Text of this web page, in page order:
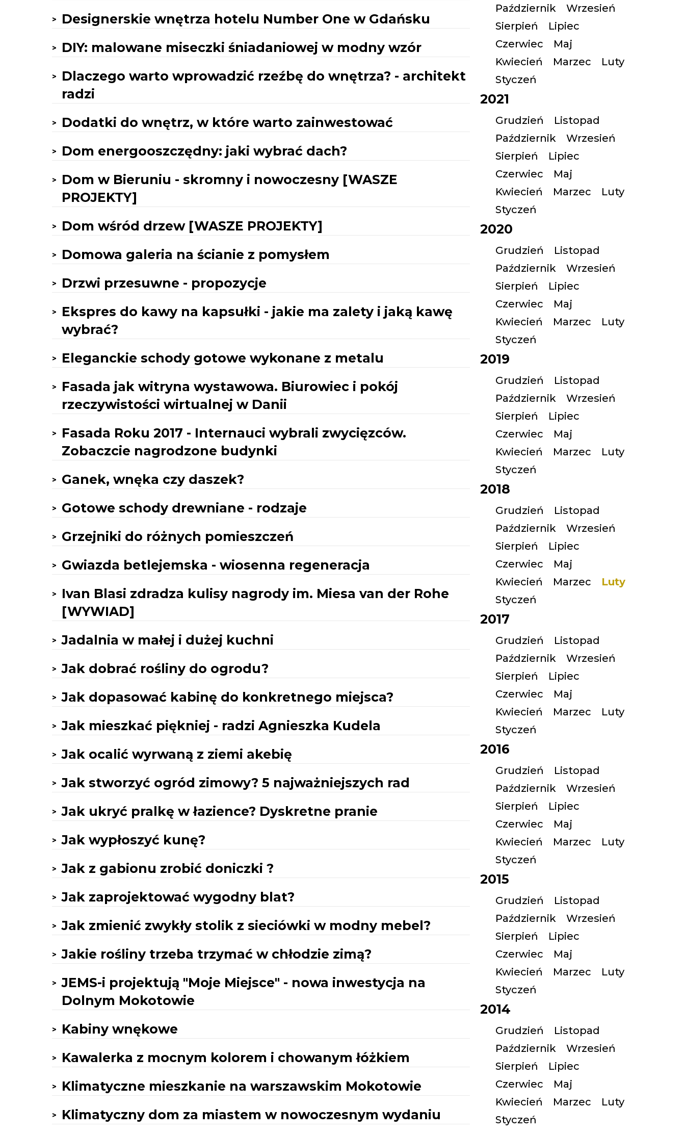
Designerskie wnętrza hotelu Number One w Gdańsku
DIY: malowane miseczki śniadaniowej w modny wzór
Dlaczego warto wprowadzić rzeźbę do wnętrza? - architekt
radzi
Dodatki do wnętrz, w które warto zainwestować
Dom energooszczędny: jaki wybrać dach?
Dom w Bieruniu - skromny i nowoczesny [WASZE
PROJEKTY]
Dom wśród drzew [WASZE PROJEKTY]
Domowa galeria na ścianie z pomysłem
Drzwi przesuwne - propozycje
Ekspres do kawy na kapsułki - jakie ma zalety i jaką kawę
wybrać?
Eleganckie schody gotowe wykonane z metalu
Fasada jak witryna wystawowa. Biurowiec i pokój
rzeczywistości wirtualnej w Danii
Fasada Roku 2017 - Internauci wybrali zwycięzców.
Zobaczcie nagrodzone budynki
Ganek, wnęka czy daszek?
Gotowe schody drewniane - rodzaje
Grzejniki do różnych pomieszczeń
Gwiazda betlejemska - wiosenna regeneracja
Ivan Blasi zdradza kulisy nagrody im. Miesa van der Rohe
[WYWIAD]
Jadalnia w małej i dużej kuchni
Jak dobrać rośliny do ogrodu?
Jak dopasować kabinę do konkretnego miejsca?
Jak mieszkać piękniej - radzi Agnieszka Kudela
Jak ocalić wyrwaną z ziemi akebię
Jak stworzyć ogród zimowy? 5 najważniejszych rad
Jak ukryć pralkę w łazience? Dyskretne pranie
Jak wypłoszyć kunę?
Jak z gabionu zrobić doniczki ?
Jak zaprojektować wygodny blat?
Jak zmienić zwykły stolik z sieciówki w modny mebel?
Jakie rośliny trzeba trzymać w chłodzie zimą?
JEMS-i projektują "Moje Miejsce" - nowa inwestycja na
Dolnym Mokotowie
Kabiny wnękowe
Kawalerka z mocnym kolorem i chowanym łóżkiem
Klimatyczne mieszkanie na warszawskim Mokotowie
Klimatyczny dom za miastem w nowoczesnym wydaniu
Październik
Wrzesień
Sierpień
Lipiec
Czerwiec
Maj
Kwiecień
Marzec
Luty
Styczeń
2021
Grudzień
Listopad
Październik
Wrzesień
Sierpień
Lipiec
Czerwiec
Maj
Kwiecień
Marzec
Luty
Styczeń
2020
Grudzień
Listopad
Październik
Wrzesień
Sierpień
Lipiec
Czerwiec
Maj
Kwiecień
Marzec
Luty
Styczeń
2019
Grudzień
Listopad
Październik
Wrzesień
Sierpień
Lipiec
Czerwiec
Maj
Kwiecień
Marzec
Luty
Styczeń
2018
Grudzień
Listopad
Październik
Wrzesień
Sierpień
Lipiec
Czerwiec
Maj
Kwiecień
Marzec
Luty
Styczeń
2017
Grudzień
Listopad
Październik
Wrzesień
Sierpień
Lipiec
Czerwiec
Maj
Kwiecień
Marzec
Luty
Styczeń
2016
Grudzień
Listopad
Październik
Wrzesień
Sierpień
Lipiec
Czerwiec
Maj
Kwiecień
Marzec
Luty
Styczeń
2015
Grudzień
Listopad
Październik
Wrzesień
Sierpień
Lipiec
Czerwiec
Maj
Kwiecień
Marzec
Luty
Styczeń
2014
Grudzień
Listopad
Październik
Wrzesień
Sierpień
Lipiec
Czerwiec
Maj
Kwiecień
Marzec
Luty
Styczeń